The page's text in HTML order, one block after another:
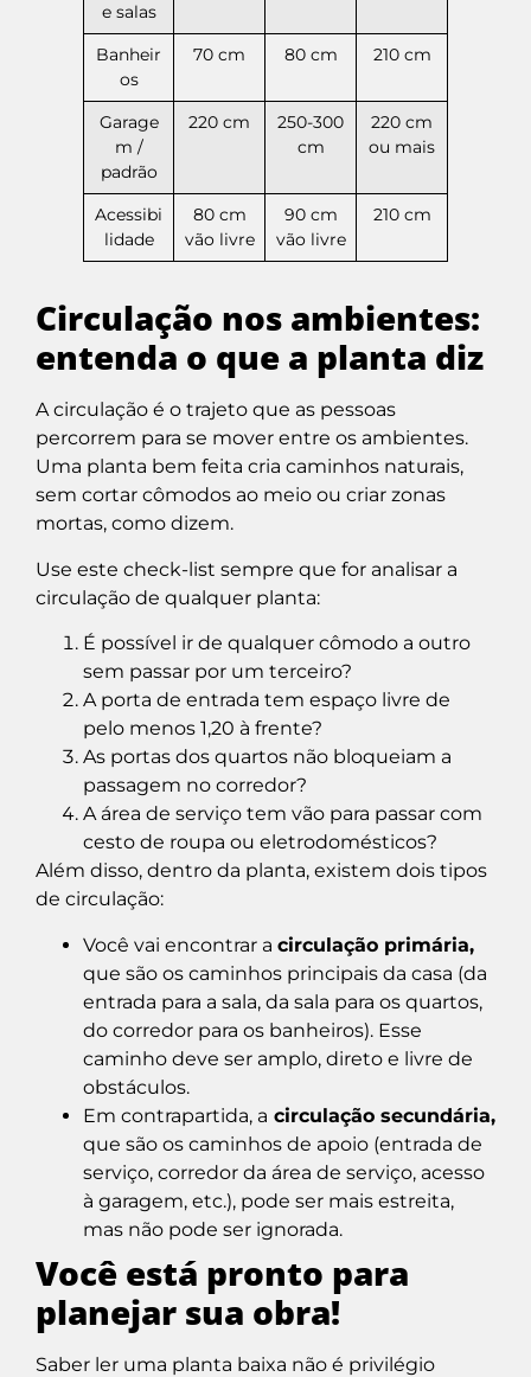
e salas
Banheir
os
70 cm 80 cm 210 cm
Garage
m /
padrão
220 cm
250-300
cm
220 cm
ou mais
Acessibi
lidade
80 cm
vão livre
90 cm
vão livre
210 cm
Circulação nos ambientes:
entenda o que a planta diz
A circulação é o trajeto que as pessoas
percorrem para se mover entre os ambientes.
Uma planta bem feita cria caminhos naturais,
sem cortar cômodos ao meio ou criar zonas
mortas, como dizem.
Use este check-list sempre que for analisar a
circulação de qualquer planta:
É possível ir de qualquer cômodo a outro
sem passar por um terceiro?
A porta de entrada tem espaço livre de
pelo menos 1,20 à frente?
As portas dos quartos não bloqueiam a
passagem no corredor?
A área de serviço tem vão para passar com
cesto de roupa ou eletrodomésticos?
Além disso, dentro da planta, existem dois tipos
de circulação:
Você vai encontrar a circulação primária,
que são os caminhos principais da casa (da
entrada para a sala, da sala para os quartos,
do corredor para os banheiros). Esse
caminho deve ser amplo, direto e livre de
obstáculos.
Em contrapartida, a circulação secundária,
que são os caminhos de apoio (entrada de
serviço, corredor da área de serviço, acesso
à garagem, etc.), pode ser mais estreita,
mas não pode ser ignorada.
Você está pronto para
planejar sua obra!
Saber ler uma planta baixa não é privilégio